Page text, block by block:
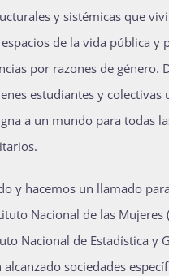
y sistémicas que
de la vida pública
por razones de género.
estudiantes y
a un mundo para todas
y hacemos un llamado
Nacional de las
Nacional de Estadística y
sociedades